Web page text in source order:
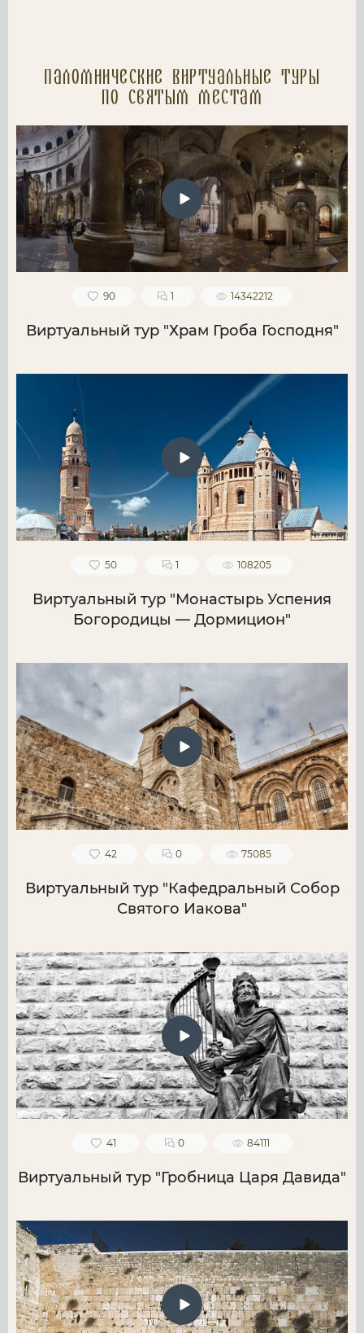
Паломнические Виртуальные туры
по святым местам
90 1 14342212
Виртуальный тур "Храм Гроба Господня"
50 1 108205
Виртуальный тур "Монастырь Успения
Богородицы — Дормицион"
42 0 75085
Виртуальный тур "Кафедральный Собор
Святого Иакова"
41 0 84111
Виртуальный тур "Гробница Царя Давида"